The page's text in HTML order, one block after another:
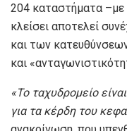
204 καταστήματα –με
κλείσει αποτελεί
και των
και
«Το ταχυδρομείο
για τα κέρδη του